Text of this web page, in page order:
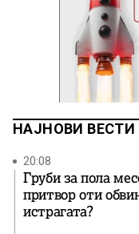
НАЈНОВИ ВЕСТИ
20:08
Груби за пола
притвор оти
истрагата?